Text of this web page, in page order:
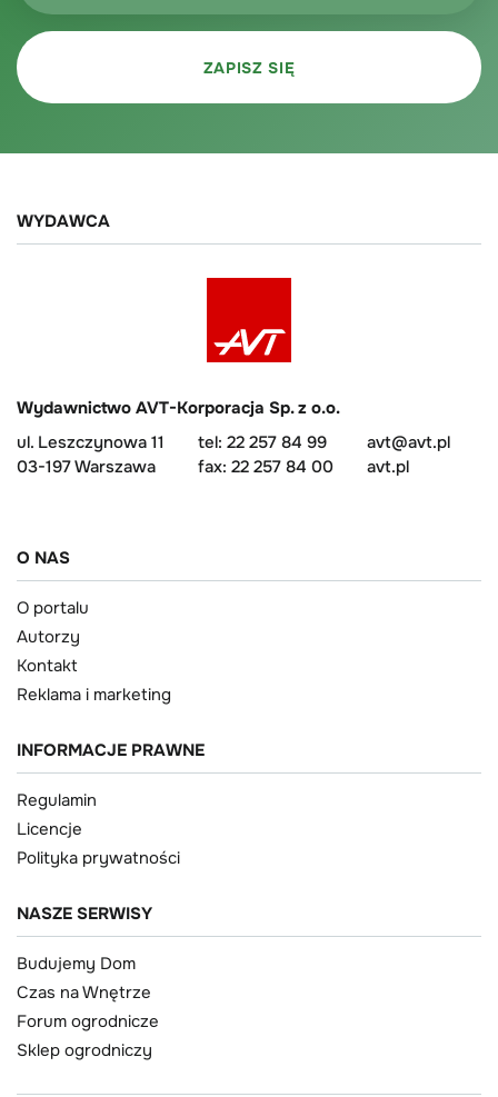
WYDAWCA
Wydawnictwo AVT-Korporacja Sp. z o.o.
ul. Leszczynowa 11
03-197 Warszawa
tel: 22 257 84 99
fax: 22 257 84 00
avt@avt.pl
avt.pl
O NAS
O portalu
Autorzy
Kontakt
Reklama i marketing
INFORMACJE PRAWNE
Regulamin
Licencje
Polityka prywatności
NASZE SERWISY
Budujemy Dom
Czas na Wnętrze
Forum ogrodnicze
Sklep ogrodniczy